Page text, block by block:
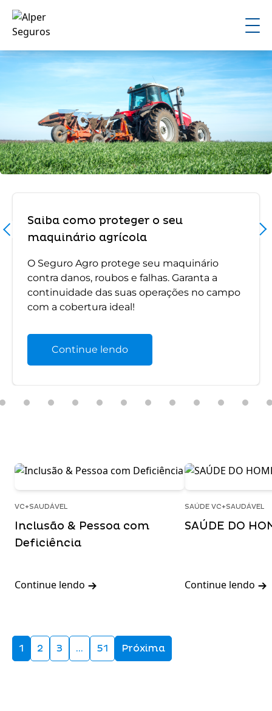
Saiba como proteger o seu
maquinário agrícola
O Seguro Agro protege seu maquinário
contra danos, roubos e falhas. Garanta a
continuidade das suas operações no campo
com a cobertura ideal!
Continue lendo
VC+SAUDÁVEL
Inclusão & Pessoa com
Deficiência
Continue lendo
SAÚDE VC+SAUDÁVEL
SAÚDE DO
Continue lendo
1 2 3 … 51 Próxima